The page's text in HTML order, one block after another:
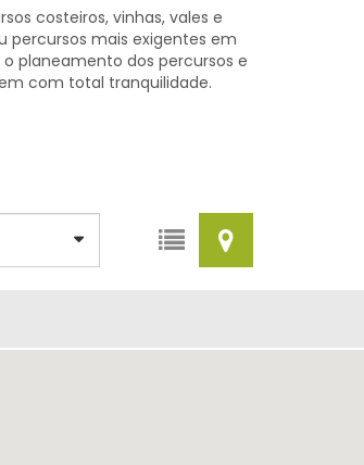
costeiros, vinhas, vales e
percursos mais exigentes em
planeamento dos percursos e
com total tranquilidade.